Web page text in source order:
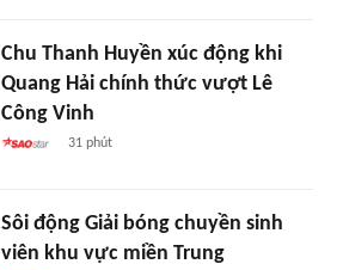
Chu Thanh Huyền xúc động khi
Quang Hải chính thức vượt Lê
Công Vinh
31 phút
Sôi động Giải bóng chuyền sinh
viên khu vực miền Trung